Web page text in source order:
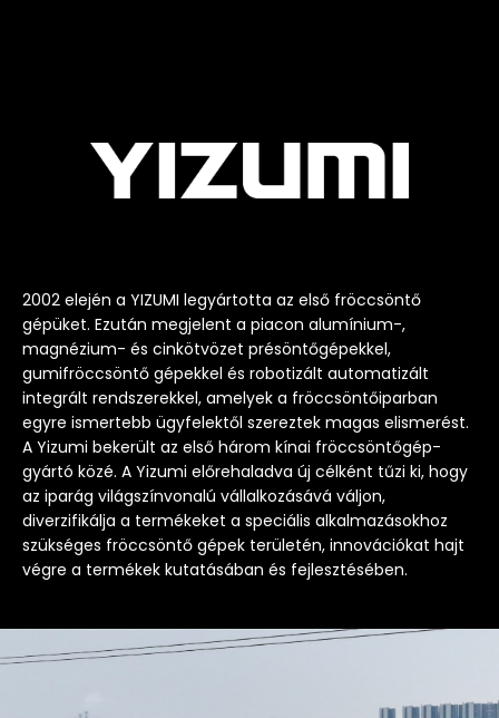
2002 elején a YIZUMI legyártotta az első fröccsöntő
gépüket. Ezután megjelent a piacon alumínium-,
magnézium- és cinkötvözet présöntőgépekkel,
gumifröccsöntő gépekkel és robotizált automatizált
integrált rendszerekkel, amelyek a fröccsöntőiparban
egyre ismertebb ügyfelektől szereztek magas elismerést.
A Yizumi bekerült az első három kínai fröccsöntőgép-
gyártó közé. A Yizumi előrehaladva új célként tűzi ki, hogy
az iparág világszínvonalú vállalkozásává váljon,
diverzifikálja a termékeket a speciális alkalmazásokhoz
szükséges fröccsöntő gépek területén, innovációkat hajt
végre a termékek kutatásában és fejlesztésében.